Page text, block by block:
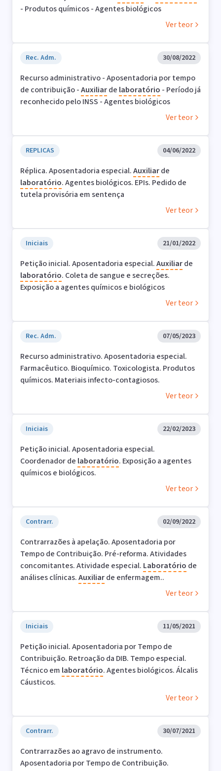
- Produtos químicos - Agentes biológicos
Ver teor
Rec. Adm. 30/08/2022
Recurso administrativo - Aposentadoria por tempo
de contribuição -Auxiliarde laboratório - Período já
reconhecido pelo INSS - Agentes biológicos
Ver teor
REPLICAS 04/06/2022
Réplica. Aposentadoria especial.Auxiliarde
laboratório. Agentes biológicos. EPIs. Pedido de
tutela provisória em sentença
Ver teor
Iniciais 21/01/2022
Petição inicial. Aposentadoria especial.Auxiliarde
laboratório. Coleta de sangue e secreções.
Exposição a agentes químicos e biológicos
Ver teor
Rec. Adm. 07/05/2023
Recurso administrativo. Aposentadoria especial.
Farmacêutico. Bioquímico. Toxicologista. Produtos
químicos. Materiais infecto-contagiosos.
Ver teor
Iniciais 22/02/2023
Petição inicial. Aposentadoria especial.
Coordenador de laboratório. Exposição a agentes
químicos e biológicos.
Ver teor
Contrarr. 02/09/2022
Contrarrazões à apelação. Aposentadoria por
Tempo de Contribuição. Pré-reforma. Atividades
concomitantes. Atividade especial. Laboratório de
análises clínicas.Auxiliarde enfermagem..
Ver teor
Iniciais 11/05/2021
Petição inicial. Aposentadoria por Tempo de
Contribuição. Retroação da DIB. Tempo especial.
Técnico em laboratório. Agentes biológicos. Álcalis
Cáusticos.
Ver teor
Contrarr. 30/07/2021
Contrarrazões ao agravo de instrumento.
Aposentadoria por Tempo de Contribuição.